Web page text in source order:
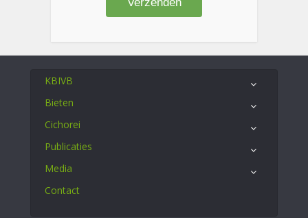
KBIVB
Bieten
Cichorei
Publicaties
Media
Contact